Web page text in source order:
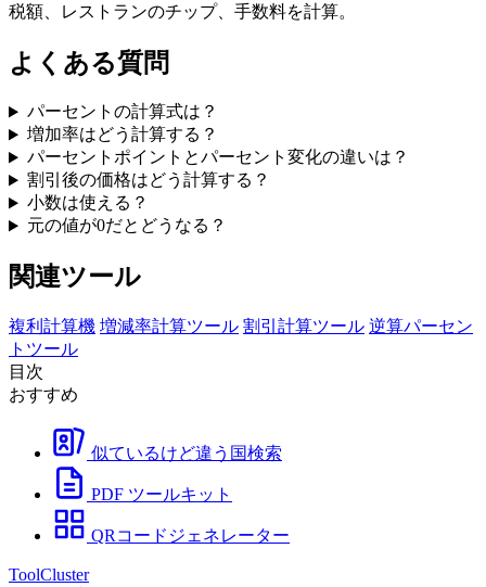
税額、レストランのチップ、手数料を計算。
よくある質問
パーセントの計算式は？
増加率はどう計算する？
パーセントポイントとパーセント変化の違いは？
割引後の価格はどう計算する？
小数は使える？
元の値が0だとどうなる？
関連ツール
複利計算機 増減率計算ツール 割引計算ツール 逆算パーセン
トツール
目次
おすすめ
似ているけど違う国検索
PDF ツールキット
QRコードジェネレーター
ToolCluster